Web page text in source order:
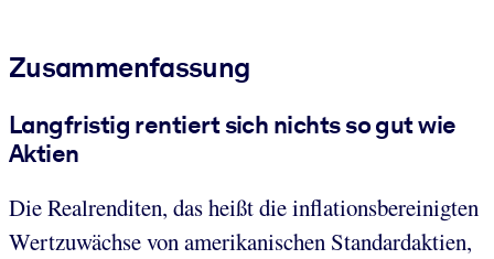
Zusammenfassung
Langfristig rentiert sich nichts so gut wie
Aktien
Die Realrenditen, das heißt die inflationsbereinigten
Wertzuwächse von amerikanischen Standardaktien,